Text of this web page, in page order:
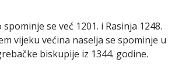
se već 1201. i Rasinja 1248.
vijeku većina naselja se spominje u
biskupije iz 1344. godine.